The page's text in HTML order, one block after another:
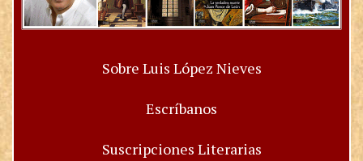
Sobre Luis López Nieves
Escríbanos
Suscripciones Literarias